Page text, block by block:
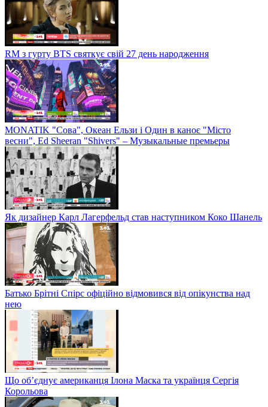
RM з гурту BTS святкує свій 27 день народження
MONATIK "Сова", Океан Ельзи і Один в каноє "Місто
весни", Ed Sheeran "Shivers" – Музыкальные премьеры
Як дизайнер Карл Лагерфельд став наступником Коко Шанель
Батько Брітні Спірс офіційно відмовився від опікунства над
нею
Що об’єднує американця Ілона Маска та українця Сергія
Корольова